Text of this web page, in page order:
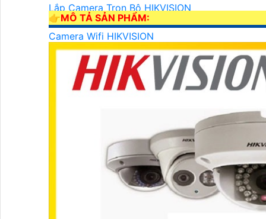
Lắp Camera Trọn Bộ HIKVISION
Camera HIKVISION Ai
Camera Wifi HIKVISION
Camera Wifi 360 HIKVISION
Camera Wifi Trong Nhà HIKVISION
Camera Wifi Ngoài Trời HIKVISION
Camera IP HIKVISION
Camera ZOOM Sắc Nét HIKVISION
Camera HIKVISION 2MP
Camera HIKVISION 4MP
Camera HIKVISION 8MP
LẮP ĐẶT CAMERA HIKVISION
Camera HIKVISION Báo Động
👉MÔ TẢ SẢN PHẨM: